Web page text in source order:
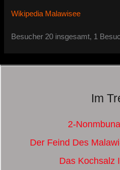
Wikipedia Malawisee
Besucher 20 insgesamt, 1
Im
2-
Der Feind Des
Das Kochsalz